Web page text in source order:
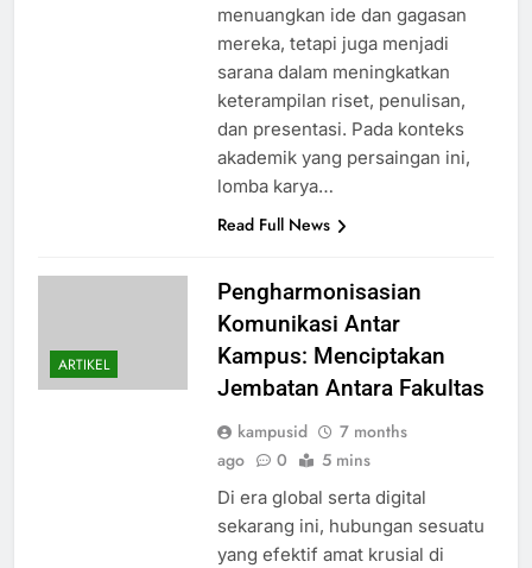
menuangkan ide dan gagasan
mereka, tetapi juga menjadi
sarana dalam meningkatkan
keterampilan riset, penulisan,
dan presentasi. Pada konteks
akademik yang persaingan ini,
lomba karya…
Read Full News
ARTIKEL
Pengharmonisasian
Komunikasi Antar
Kampus: Menciptakan
Jembatan Antara Fakultas
kampusid
7 months
ago
0 5 mins
Di era global serta digital
sekarang ini, hubungan sesuatu
yang efektif amat krusial di